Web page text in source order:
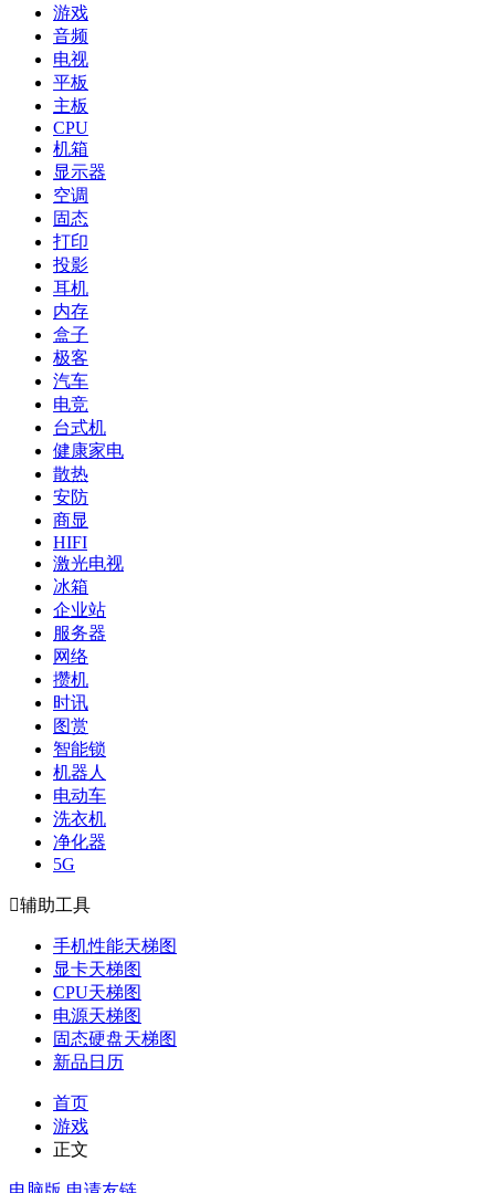
游戏
音频
电视
平板
主板
CPU
机箱
显示器
空调
固态
打印
投影
耳机
内存
盒子
极客
汽车
电竞
台式机
健康家电
散热
安防
商显
HIFI
激光电视
冰箱
企业站
服务器
网络
攒机
时讯
图赏
智能锁
机器人
电动车
洗衣机
净化器
5G
辅助工具
手机性能天梯图
显卡天梯图
CPU天梯图
电源天梯图
固态硬盘天梯图
新品日历
首页
游戏
正文